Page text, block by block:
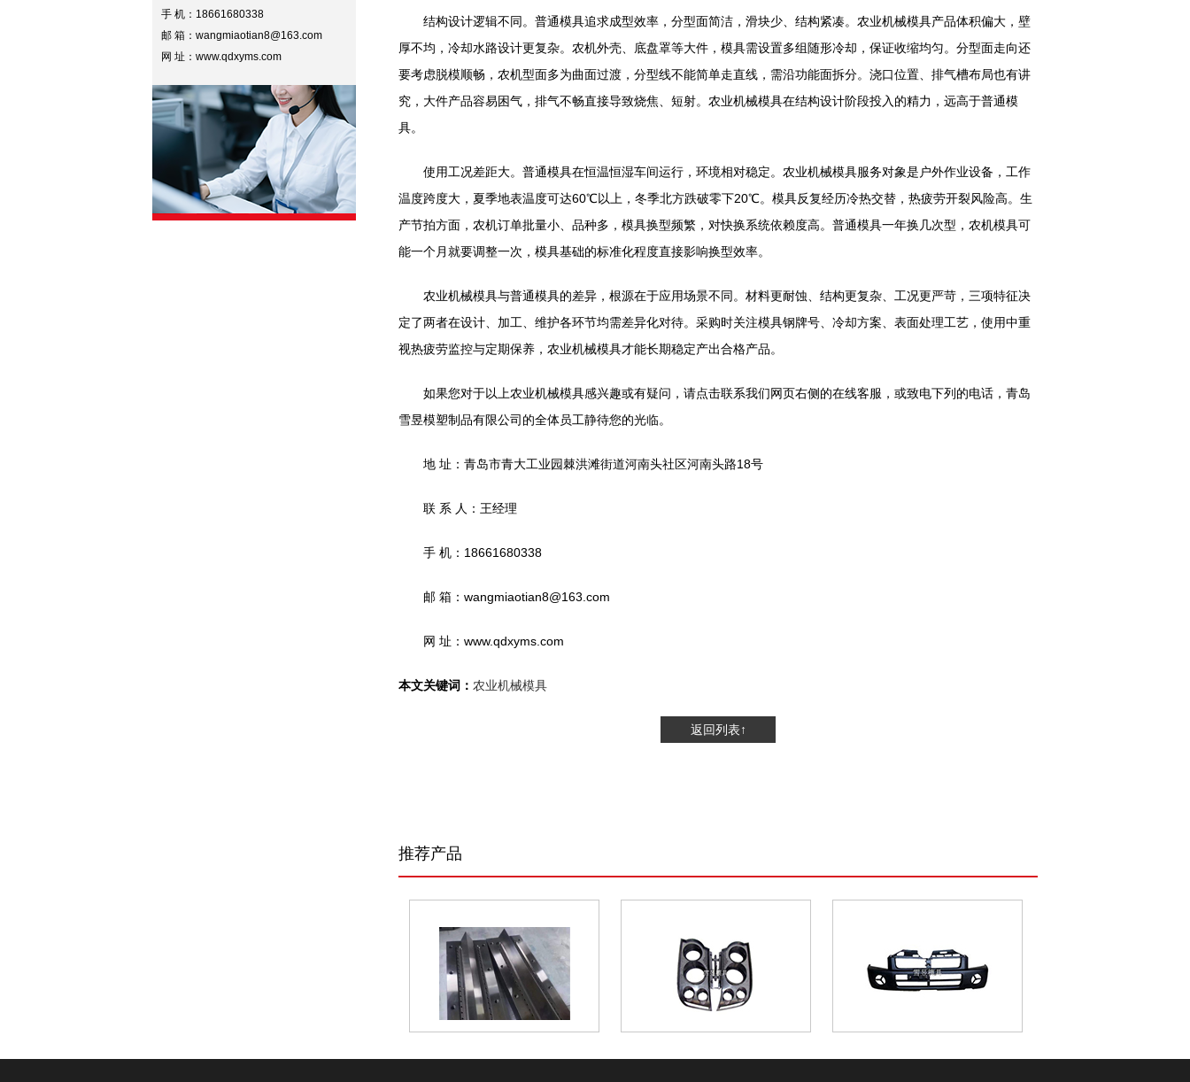
手 机：18661680338
邮 箱：wangmiaotian8@163.com
网 址：www.qdxyms.com
结构设计逻辑不同。普通模具追求成型效率，分型面简洁，滑块少、结构紧凑。农业机械模具产品体积偏大，壁
厚不均，冷却水路设计更复杂。农机外壳、底盘罩等大件，模具需设置多组随形冷却，保证收缩均匀。分型面走向还
要考虑脱模顺畅，农机型面多为曲面过渡，分型线不能简单走直线，需沿功能面拆分。浇口位置、排气槽布局也有讲
究，大件产品容易困气，排气不畅直接导致烧焦、短射。农业机械模具在结构设计阶段投入的精力，远高于普通模
具。
使用工况差距大。普通模具在恒温恒湿车间运行，环境相对稳定。农业机械模具服务对象是户外作业设备，工作
温度跨度大，夏季地表温度可达60℃以上，冬季北方跌破零下20℃。模具反复经历冷热交替，热疲劳开裂风险高。生
产节拍方面，农机订单批量小、品种多，模具换型频繁，对快换系统依赖度高。普通模具一年换几次型，农机模具可
能一个月就要调整一次，模具基础的标准化程度直接影响换型效率。
农业机械模具与普通模具的差异，根源在于应用场景不同。材料更耐蚀、结构更复杂、工况更严苛，三项特征决
定了两者在设计、加工、维护各环节均需差异化对待。采购时关注模具钢牌号、冷却方案、表面处理工艺，使用中重
视热疲劳监控与定期保养，农业机械模具才能长期稳定产出合格产品。
如果您对于以上农业机械模具感兴趣或有疑问，请点击联系我们网页右侧的在线客服，或致电下列的电话，青岛
雪昱模塑制品有限公司的全体员工静待您的光临。
地 址：青岛市青大工业园棘洪滩街道河南头社区河南头路18号
联 系 人：王经理
手 机：18661680338
邮 箱：wangmiaotian8@163.com
网 址：www.qdxyms.com
本文关键词： 农业机械模具
返回列表↑
推荐产品